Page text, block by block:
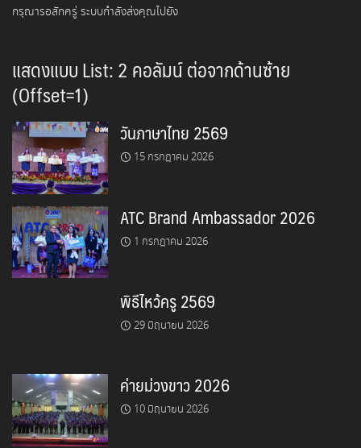
กรุณารอสักครู่ ระบบกำลังส่งคุณไปยัง
แสดงแบบ List: 2 คอลัมน์ ต่อจากด้านซ้าย
(Offset=1)
วันภาษาไทย 2569
15 กรกฎาคม 2026
ATC Brand Ambassador 2026
1 กรกฎาคม 2026
พิธีไหว้ครู 2569
29 มิถุนายน 2026
ค่ายม่วงขาว 2026
10 มิถุนายน 2026